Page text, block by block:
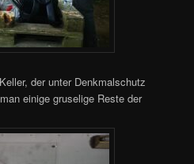
der unter Denkmalschutz
einige gruselige Reste der